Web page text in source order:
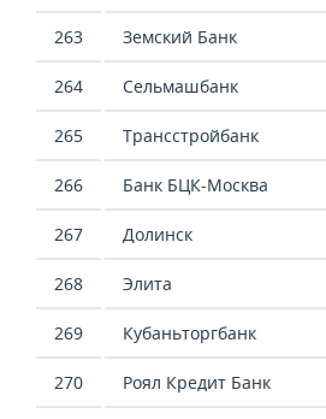
263 Земский Банк
264 Сельмашбанк
265 Трансстройбанк
266 Банк БЦК-Москва
267 Долинск
268 Элита
269 Кубаньторгбанк
270 Роял Кредит Банк